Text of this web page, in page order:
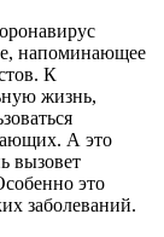
напоминающее
К
жизнь,
А это
вызовет
это
заболеваний.